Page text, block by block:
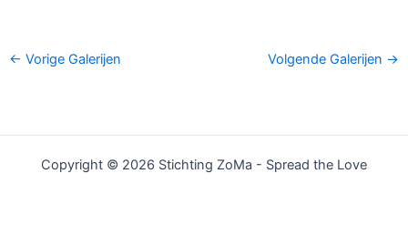
← Vorige Galerijen Volgende Galerijen →
Copyright © 2026 Stichting ZoMa - Spread the Love